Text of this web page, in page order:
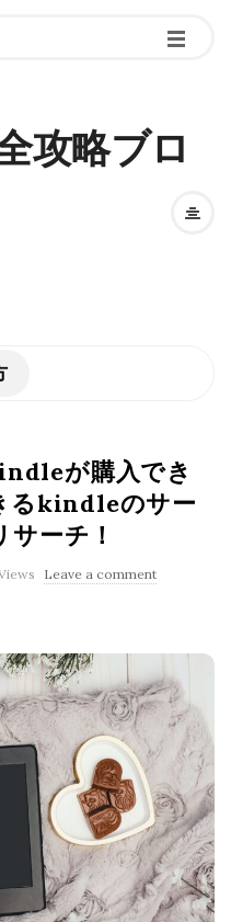
攻略ブロ
が購入でき
るkindleのサー
ーチ！
Leave a comment